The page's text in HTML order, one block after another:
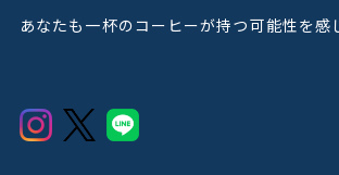
あなたも一杯のコーヒーが持つ可能性を感